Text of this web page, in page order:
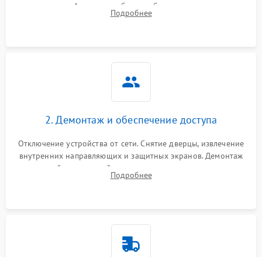
колодке. Анализ жалоб на проблемы с нагревом,
конвекцией, панелью управления или блокировкой дверцы.
Подробнее
2. Демонтаж и обеспечение доступа
Отключение устройства от сети. Снятие дверцы, извлечение
внутренних направляющих и защитных экранов. Демонтаж
задней или верхней панели для прямого доступа к
нагревательным элементам, плате и вентиляторам.
Подробнее